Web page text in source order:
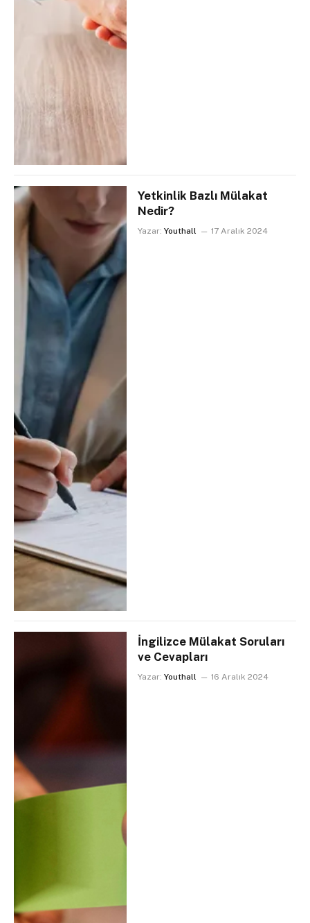
Yetkinlik Bazlı Mülakat
Nedir?
Yazar: Youthall 17 Aralık 2024
İngilizce Mülakat Soruları
ve Cevapları
Yazar: Youthall 16 Aralık 2024